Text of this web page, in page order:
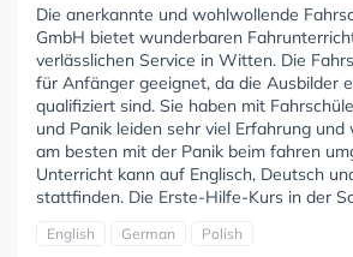
Die anerkannte und wohlwollende
GmbH bietet wunderbaren
verlässlichen Service in Witten. Die
für Anfänger geeignet, da die Ausbilder
qualifiziert sind. Sie haben mit
und Panik leiden sehr viel Erfahrung
am besten mit der Panik beim fahren
Unterricht kann auf Englisch, Deutsch
stattfinden. Die Erste-Hilfe-Kurs in der
English German Polish